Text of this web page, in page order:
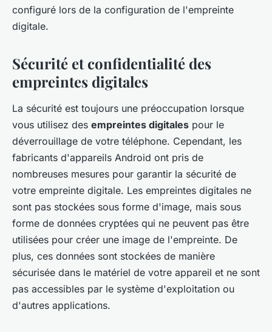
configuré lors de la configuration de l'empreinte
digitale.
Sécurité et confidentialité des
empreintes digitales
La sécurité est toujours une préoccupation lorsque
vous utilisez des empreintes digitales pour le
déverrouillage de votre téléphone. Cependant, les
fabricants d'appareils Android ont pris de
nombreuses mesures pour garantir la sécurité de
votre empreinte digitale. Les empreintes digitales ne
sont pas stockées sous forme d'image, mais sous
forme de données cryptées qui ne peuvent pas être
utilisées pour créer une image de l'empreinte. De
plus, ces données sont stockées de manière
sécurisée dans le matériel de votre appareil et ne sont
pas accessibles par le système d'exploitation ou
d'autres applications.